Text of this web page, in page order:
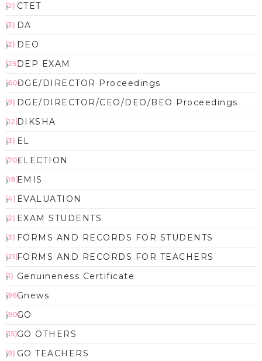
CTET
(2)
DA
(3)
DEO
(2)
DEP EXAM
(25)
DGE/DIRECTOR Proceedings
(60)
DGE/DIRECTOR/CEO/DEO/BEO Proceedings
(9)
DIKSHA
(12)
EL
(3)
ELECTION
(70)
EMIS
(18)
EVALUATION
(4)
EXAM STUDENTS
(2)
FORMS AND RECORDS FOR STUDENTS
(3)
FORMS AND RECORDS FOR TEACHERS
(21)
Genuineness Certificate
(1)
Gnews
(96)
GO
(90)
GO OTHERS
(15)
GO TEACHERS
(9)